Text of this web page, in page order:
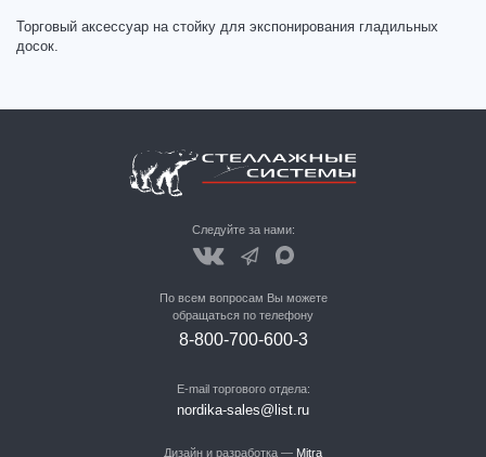
Торговый аксессуар на стойку для экспонирования гладильных
досок.
Следуйте за нами:
По всем вопросам Вы можете
обращаться по телефону
8-800-700-600-3
E-mail торгового отдела:
nordika-sales@list.ru
Дизайн и разработка — Mitra